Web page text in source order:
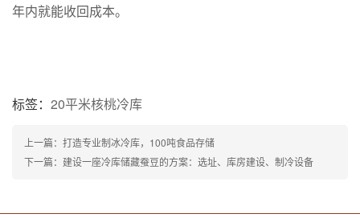
年内就能收回成本。
标签： 20平米核桃冷库
上一篇：打造专业制冰冷库，100吨食品存储
下一篇：建设一座冷库储藏蚕豆的方案：选址、库房建设、制冷设备